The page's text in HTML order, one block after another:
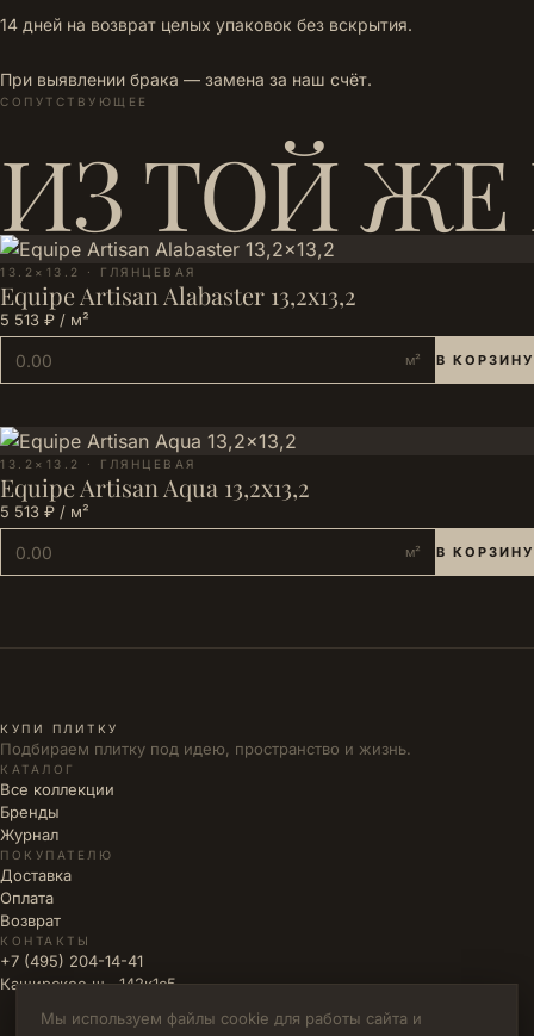
14 дней на возврат целых упаковок без вскрытия.
При выявлении брака — замена за наш счёт.
СОПУТСТВУЮЩЕЕ
ИЗ ТОЙ ЖЕ
13.2×13.2 · ГЛЯНЦЕВАЯ
Equipe Artisan Alabaster 13,2x13,2
5 513 ₽ / м²
м² В КОРЗИНУ
13.2×13.2 · ГЛЯНЦЕВАЯ
Equipe Artisan Aqua 13,2x13,2
5 513 ₽ / м²
м² В КОРЗИНУ
КУПИ ПЛИТКУ
Подбираем плитку под идею, пространство и жизнь.
КАТАЛОГ
Все коллекции
Бренды
Журнал
ПОКУПАТЕЛЮ
Доставка
Оплата
Возврат
КОНТАКТЫ
+7 (495) 204-14-41
Каширское ш., 142к1с5
Мы используем файлы cookie для работы сайта и